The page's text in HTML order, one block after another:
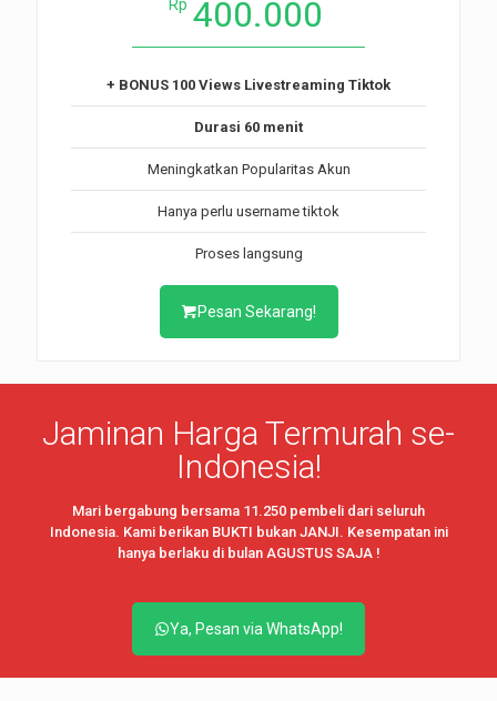
Rp 400.000
+ BONUS 100 Views Livestreaming Tiktok
Durasi 60 menit
Meningkatkan Popularitas Akun
Hanya perlu username tiktok
Proses langsung
Pesan Sekarang!
Jaminan Harga Termurah se-
Indonesia!
Mari bergabung bersama 11.250 pembeli dari seluruh
Indonesia. Kami berikan BUKTI bukan JANJI. Kesempatan ini
hanya berlaku di bulan AGUSTUS SAJA !
Ya, Pesan via WhatsApp!